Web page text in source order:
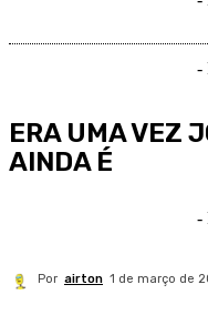
-
ERA UMA VEZ
AINDA É
-
Por airton 1 de março de